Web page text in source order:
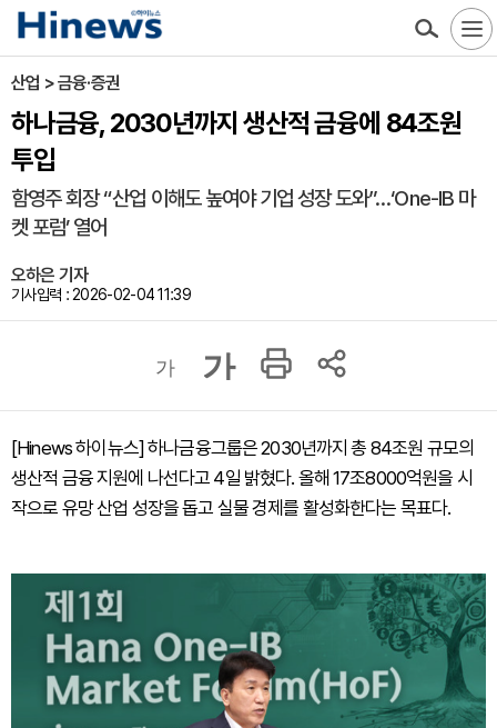
산업 > 금융·증권
하나금융, 2030년까지 생산적 금융에 84조원
투입
함영주 회장 “산업 이해도 높여야 기업 성장 도와”…‘One-IB 마
켓 포럼’ 열어
오하은 기자
기사입력 : 2026-02-04 11:39
가 가
[Hinews 하이뉴스] 하나금융그룹은 2030년까지 총 84조원 규모의
생산적 금융 지원에 나선다고 4일 밝혔다. 올해 17조8000억원을 시
작으로 유망 산업 성장을 돕고 실물 경제를 활성화한다는 목표다.